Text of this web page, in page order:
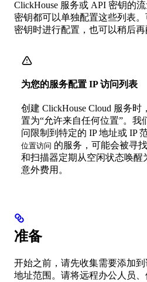
ClickHouse 服务或 API 密钥的
密钥都可以单独配置这些列表
密钥时进行配置，也可以稍后再
为您的服务配置 IP 访问列表
创建 ClickHouse Cloud 服务
置为“允许来自任何位置”。我
问限制到特定的 IP 地址或 IP
位置访问 的服务，可能会被寻
和扫描器定期从空闲状态唤醒
意外费用。
准备
开始之前，请先收集需要添加
地址范围。请将远程办公人员